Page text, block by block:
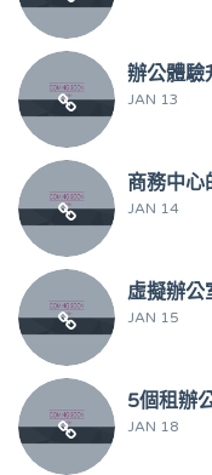
辦公體驗
JAN 13
商務中心
JAN 14
虛擬辦公
JAN 15
5個租辦
JAN 18